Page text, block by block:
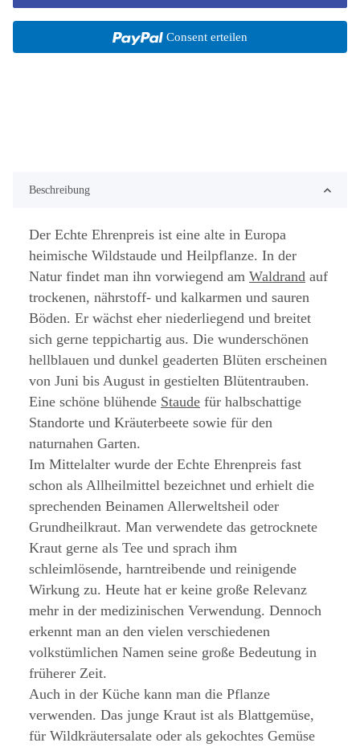
Consent erteilen
Beschreibung
Der Echte Ehrenpreis ist eine alte in Europa
heimische Wildstaude und Heilpflanze. In der
Natur findet man ihn vorwiegend am Waldrand auf
trockenen, nährstoff- und kalkarmen und sauren
Böden. Er wächst eher niederliegend und breitet
sich gerne teppichartig aus. Die wunderschönen
hellblauen und dunkel geaderten Blüten erscheinen
von Juni bis August in gestielten Blütentrauben.
Eine schöne blühende Staude für halbschattige
Standorte und Kräuterbeete sowie für den
naturnahen Garten.
Im Mittelalter wurde der Echte Ehrenpreis fast
schon als Allheilmittel bezeichnet und erhielt die
sprechenden Beinamen Allerweltsheil oder
Grundheilkraut. Man verwendete das getrocknete
Kraut gerne als Tee und sprach ihm
schleimlösende, harntreibende und reinigende
Wirkung zu. Heute hat er keine große Relevanz
mehr in der medizinischen Verwendung. Dennoch
erkennt man an den vielen verschiedenen
volkstümlichen Namen seine große Bedeutung in
früherer Zeit.
Auch in der Küche kann man die Pflanze
verwenden. Das junge Kraut ist als Blattgemüse,
für Wildkräutersalate oder als gekochtes Gemüse